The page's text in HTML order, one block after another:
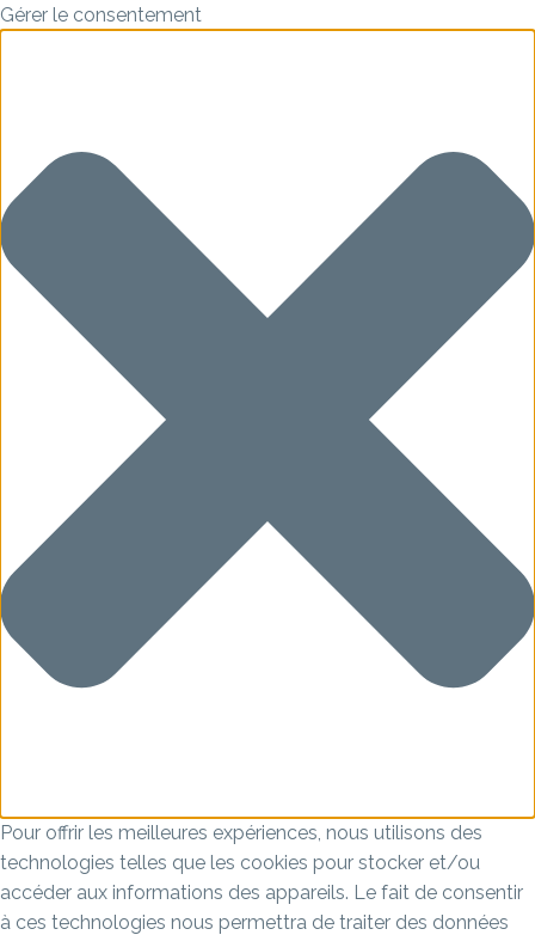
Gérer le consentement
Pour offrir les meilleures expériences, nous utilisons des
technologies telles que les cookies pour stocker et/ou
accéder aux informations des appareils. Le fait de consentir
à ces technologies nous permettra de traiter des données